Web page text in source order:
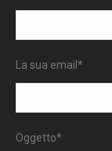
La sua email*
Oggetto*